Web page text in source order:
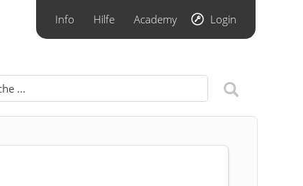
Info Hilfe Academy Login